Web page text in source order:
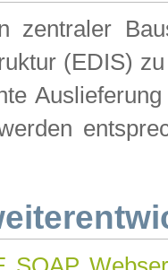
zentraler
(EDIS)